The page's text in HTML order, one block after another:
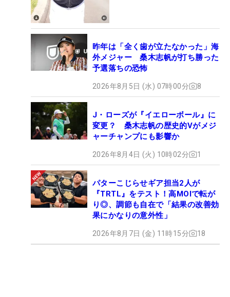
昨年は「全く歯が立たなかった」海
外メジャー 桑木志帆が打ち勝った
予選落ちの恐怖
2026年8月5日 (水) 07時00分 8
J・ローズが『イエローボール』に
変更？ 桑木志帆の歴史的Vがメジ
ャーチャンプにも影響か
2026年8月4日 (火) 10時02分 1
パターこじらせギア担当2人が
『TRTL』をテスト！高MOIで転が
り◎、調節も自在で「結果の改善効
果にかなりの意外性」
2026年8月7日 (金) 11時15分 18